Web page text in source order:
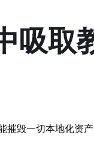
吸取
毁一切本地化资